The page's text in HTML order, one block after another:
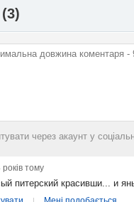
3)
через акаунт у
років тому
питерский красивши... и